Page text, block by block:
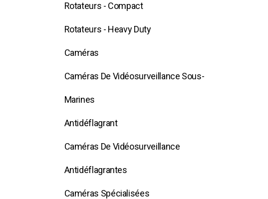
Rotateurs - Compact
Rotateurs - Heavy Duty
Caméras
Caméras De Vidéosurveillance Sous-
Marines
Antidéflagrant
Caméras De Vidéosurveillance
Antidéflagrantes
Caméras Spécialisées